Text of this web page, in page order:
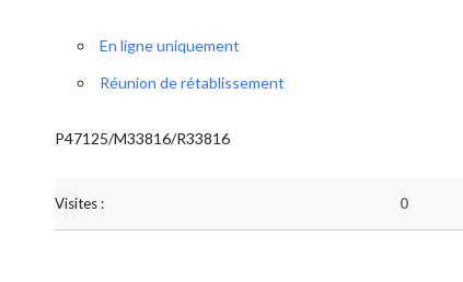
En ligne uniquement
Réunion de rétablissement
P47125/M33816/R33816
Visites : 0